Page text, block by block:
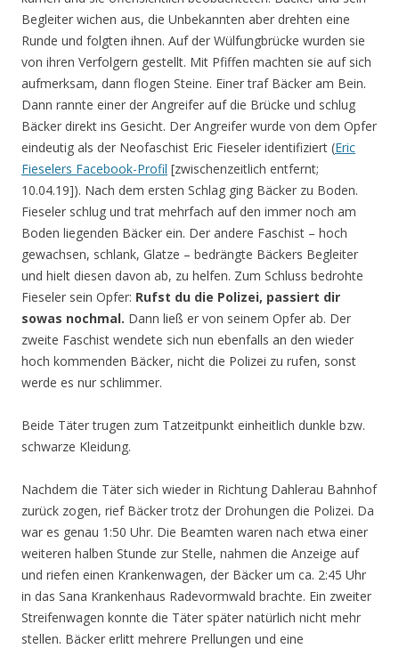
Begleiter wichen aus, die Unbekannten aber drehten eine
Runde und folgten ihnen. Auf der Wülfungbrücke wurden sie
von ihren Verfolgern gestellt. Mit Pfiffen machten sie auf sich
aufmerksam, dann flogen Steine. Einer traf Bäcker am Bein.
Dann rannte einer der Angreifer auf die Brücke und schlug
Bäcker direkt ins Gesicht. Der Angreifer wurde von dem Opfer
eindeutig als der Neofaschist Eric Fieseler identifiziert (Eric
Fieselers Facebook-Profil [zwischenzeitlich entfernt;
10.04.19]). Nach dem ersten Schlag ging Bäcker zu Boden.
Fieseler schlug und trat mehrfach auf den immer noch am
Boden liegenden Bäcker ein. Der andere Faschist – hoch
gewachsen, schlank, Glatze – bedrängte Bäckers Begleiter
und hielt diesen davon ab, zu helfen. Zum Schluss bedrohte
Fieseler sein Opfer: Rufst du die Polizei, passiert dir
sowas nochmal. Dann ließ er von seinem Opfer ab. Der
zweite Faschist wendete sich nun ebenfalls an den wieder
hoch kommenden Bäcker, nicht die Polizei zu rufen, sonst
werde es nur schlimmer.
Beide Täter trugen zum Tatzeitpunkt einheitlich dunkle bzw.
schwarze Kleidung.
Nachdem die Täter sich wieder in Richtung Dahlerau Bahnhof
zurück zogen, rief Bäcker trotz der Drohungen die Polizei. Da
war es genau 1:50 Uhr. Die Beamten waren nach etwa einer
weiteren halben Stunde zur Stelle, nahmen die Anzeige auf
und riefen einen Krankenwagen, der Bäcker um ca. 2:45 Uhr
in das Sana Krankenhaus Radevormwald brachte. Ein zweiter
Streifenwagen konnte die Täter später natürlich nicht mehr
stellen. Bäcker erlitt mehrere Prellungen und eine